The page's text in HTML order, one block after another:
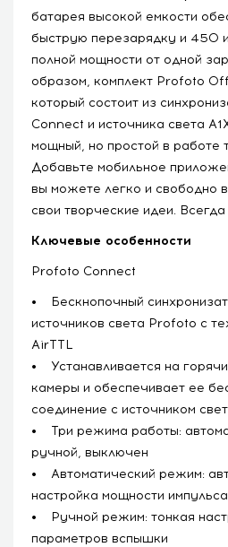
батарея высокой емкости
быструю перезарядку и 450
полной мощности от одной
образом, комплект Profoto
который состоит из
Connect и источника света
мощный, но простой в работе
Добавьте мобильное
вы можете легко и свободно
свои творческие идеи. Всегда
Ключевые особенности
Profoto Connect
• Бескнопочный
источников света Profoto с
AirTTL
• Устанавливается на
камеры и обеспечивает ее
соединение с источником
• Три режима работы:
ручной, выключен
• Автоматический режим:
настройка мощности импульса
• Ручной режим: тонкая
параметров вспышки